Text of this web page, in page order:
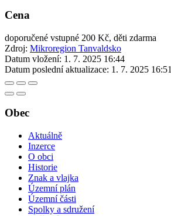
Cena
doporučené vstupné 200 Kč, děti zdarma
Zdroj: Mikroregion Tanvaldsko
Datum vložení: 1. 7. 2025 16:44
Datum poslední aktualizace: 1. 7. 2025 16:51
Obec
Aktuálně
Inzerce
O obci
Historie
Znak a vlajka
Územní plán
Územní části
Spolky a sdružení